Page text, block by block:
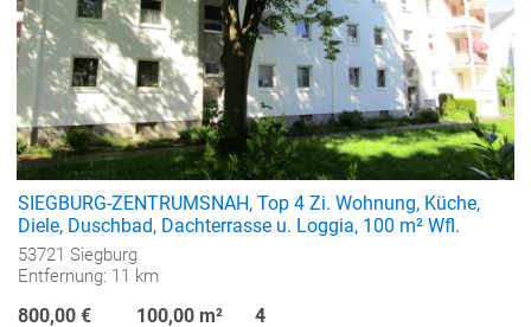
SIEGBURG-ZENTRUMSNAH, Top 4 Zi. Wohnung, Küche,
Diele, Duschbad, Dachterrasse u. Loggia, 100 m² Wfl.
53721 Siegburg
Entfernung: 11 km
800,00 € 100,00 m² 4